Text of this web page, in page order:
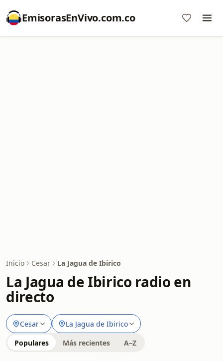
EmisorasEnVivo.com.co
Inicio Cesar La Jagua de Ibirico
La Jagua de Ibirico radio en
directo
Cesar La Jagua de Ibirico
Populares Más recientes A–Z